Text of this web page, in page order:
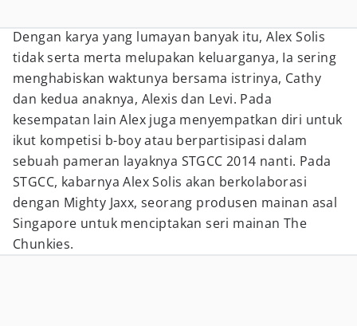
Dengan karya yang lumayan banyak itu, Alex Solis
tidak serta merta melupakan keluarganya, Ia sering
menghabiskan waktunya bersama istrinya, Cathy
dan kedua anaknya, Alexis dan Levi. Pada
kesempatan lain Alex juga menyempatkan diri untuk
ikut kompetisi b-boy atau berpartisipasi dalam
sebuah pameran layaknya STGCC 2014 nanti. Pada
STGCC, kabarnya Alex Solis akan berkolaborasi
dengan Mighty Jaxx, seorang produsen mainan asal
Singapore untuk menciptakan seri mainan The
Chunkies.